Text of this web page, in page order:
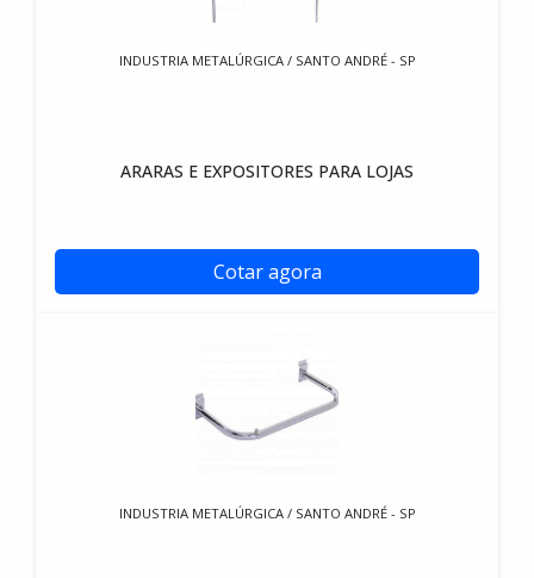
INDUSTRIA METALÚRGICA / SANTO ANDRÉ - SP
ARARAS E EXPOSITORES PARA LOJAS
Cotar agora
INDUSTRIA METALÚRGICA / SANTO ANDRÉ - SP